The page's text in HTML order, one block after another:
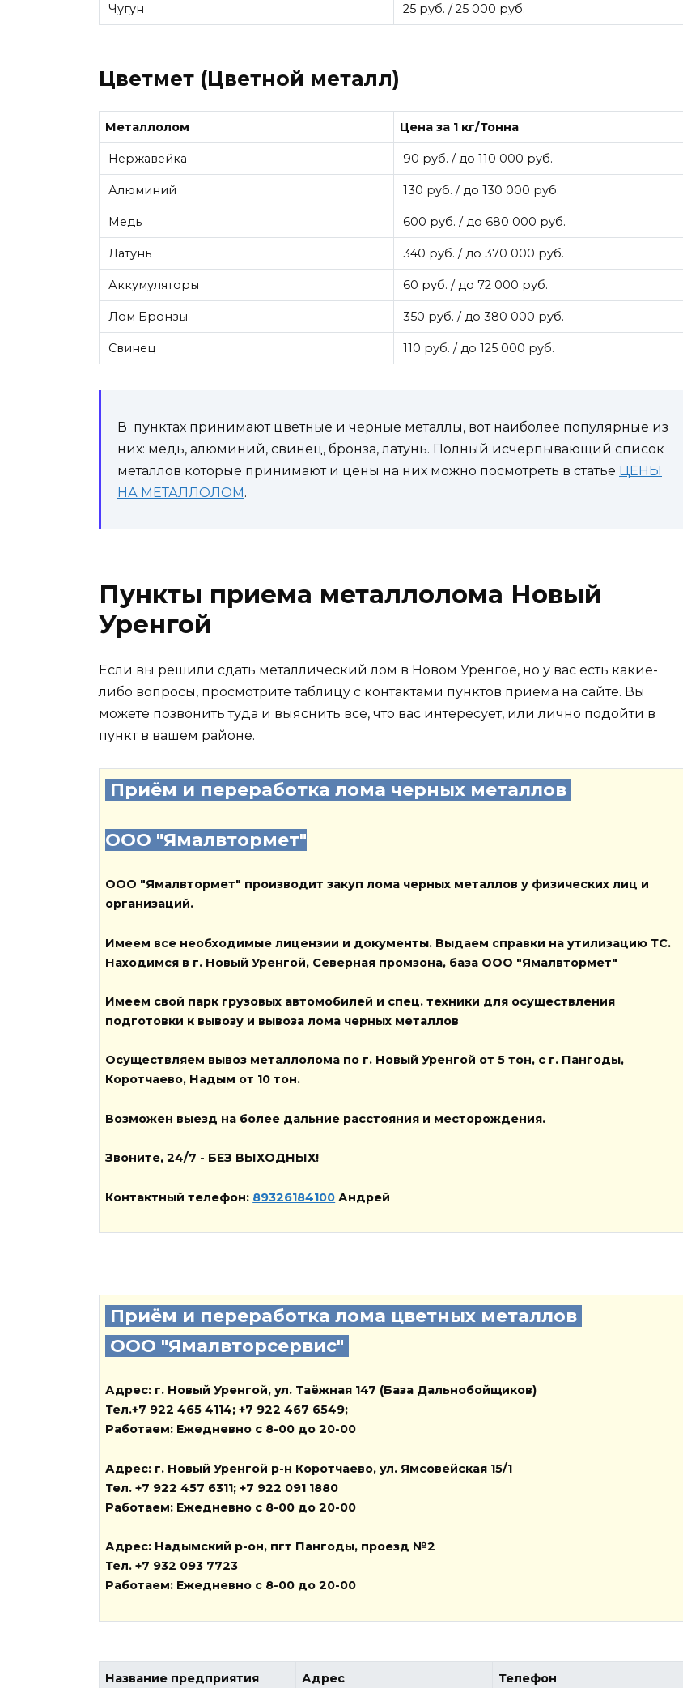
Чугун 25 руб. / 25 000 руб.
Цветмет (Цветной металл)
Металлолом Цена за 1 кг/Тонна
Нержавейка 90 руб. / до 110 000 руб.
Алюминий 130 руб. / до 130 000 руб.
Медь 600 руб. / до 680 000 руб.
Латунь 340 руб. / до 370 000 руб.
Аккумуляторы 60 руб. / до 72 000 руб.
Лом Бронзы 350 руб. / до 380 000 руб.
Свинец 110 руб. / до 125 000 руб.
В пунктах принимают цветные и черные металлы, вот наиболее популярные из
них: медь, алюминий, свинец, бронза, латунь. Полный исчерпывающий список
металлов которые принимают и цены на них можно посмотреть в статье ЦЕНЫ
НА МЕТАЛЛОЛОМ.
Пункты приема металлолома Новый
Уренгой
Если вы решили сдать металлический лом в Новом Уренгое, но у вас есть какие-
либо вопросы, просмотрите таблицу с контактами пунктов приема на сайте. Вы
можете позвонить туда и выяснить все, что вас интересует, или лично подойти в
пункт в вашем районе.
Приём и переработка лома черных металлов
ООО "Ямалвтормет"
ООО "Ямалвтормет" производит закуп лома черных металлов у физических лиц и
организаций.
Имеем все необходимыелицензии и документы. Выдаем справки наутилизацию ТС.
Находимся в г. Новый Уренгой, Северная промзона, база ООО "Ямалвтормет"
Имеем свой парк грузовых автомобилей и спец. техники для осуществления
подготовки к вывозу и вывоза лома черных металлов
Осуществляем вывоз металлолома по г. Новый Уренгой от5 тон, с г. Пангоды,
Коротчаево, Надым от 10 тон.
Возможен выезд на более дальние расстояния и месторождения.
Звоните, 24/7 - БЕЗ ВЫХОДНЫХ!
Контактный телефон: 89326184100 Андрей
Приём и переработка лома цветных металлов
ООО "Ямалвторсервис"
Адрес: г. Новый Уренгой, ул. Таёжная 147 (База Дальнобойщиков)
Тел.+7 922 465 4114; +7 922 467 6549;
Работаем: Ежедневно с 8-00 до 20-00
Адрес: г. Новый Уренгой р-н Коротчаево, ул. Ямсовейская 15/1
Тел. +7 922 457 6311; +7 922 091 1880
Работаем: Ежедневно с 8-00 до 20-00
Адрес: Надымский р-он, пгт Пангоды, проезд №2
Тел. +7 932 093 7723
Работаем: Ежедневно с 8-00 до 20-00
Название предприятия Адрес Телефон